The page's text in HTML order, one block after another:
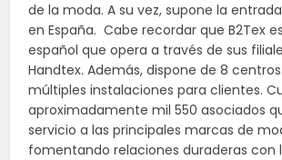
de la moda. A su vez, supone la
en España. Cabe recordar que B2Tex
español que opera a través de sus
Handtex. Además, dispone de 8
múltiples instalaciones para clientes.
aproximadamente mil 550 asociados
servicio a las principales marcas de
fomentando relaciones duraderas con